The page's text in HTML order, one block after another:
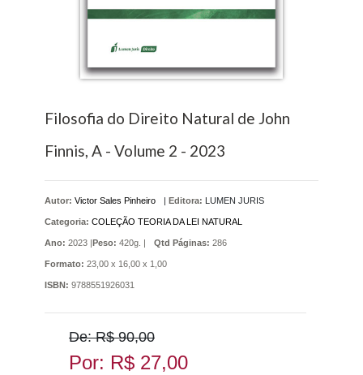
Filosofia do Direito Natural de John
Finnis, A - Volume 2 - 2023
Autor: Victor Sales Pinheiro Editora: LUMEN JURIS
Categoria: COLEÇÃO TEORIA DA LEI NATURAL
Ano: 2023 | Peso: 420g. | Qtd Páginas: 286
Formato: 23,00 x 16,00 x 1,00
ISBN: 9788551926031
De: R$ 90,00
Por: R$ 27,00